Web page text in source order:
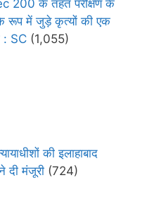
200 के तहत परीक्षण के
के रूप में जुड़े कृत्यों की एक
: SC (1,055)
की इलाहाबाद
दी मंजूरी (724)